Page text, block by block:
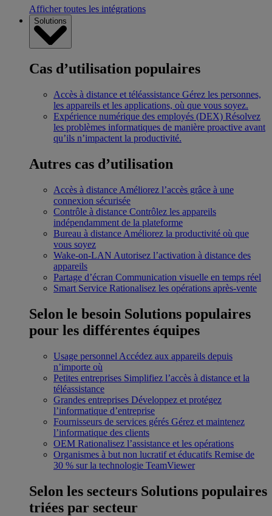
Afficher toutes les intégrations
Solutions
Cas d’utilisation populaires
Accès à distance et téléassistance Gérez les personnes,
les appareils et les applications, où que vous soyez.
Expérience numérique des employés (DEX) Résolvez
les problèmes informatiques de manière proactive avant
qu’ils n’impactent la productivité.
Autres cas d’utilisation
Accès à distance Améliorez l’accès grâce à une
connexion sécurisée
Contrôle à distance Contrôlez les appareils
indépendamment de la plateforme
Bureau à distance Améliorez la productivité où que
vous soyez
Wake-on-LAN Autorisez l’activation à distance des
appareils
Partage d’écran Communication visuelle en temps réel
Smart Service Rationalisez les opérations après-vente
Selon le besoin Solutions populaires
pour les différentes équipes
Usage personnel Accédez aux appareils depuis
n’importe où
Petites entreprises Simplifiez l’accès à distance et la
téléassistance
Grandes entreprises Développez et protégez
l’informatique d’entreprise
Fournisseurs de services gérés Gérez et maintenez
l’informatique des clients
OEM Rationalisez l’assistance et les opérations
Organismes à but non lucratif et éducatifs Remise de
30 % sur la technologie TeamViewer
Selon les secteurs Solutions populaires
triées par secteur